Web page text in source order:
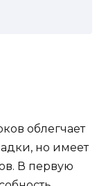
облегчает
но имеет
В первую